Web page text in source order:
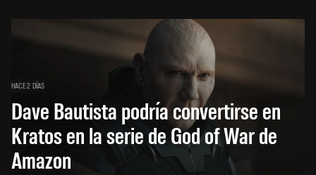
HACE 2 DÍAS
Dave Bautista podría convertirse en
Kratos en la serie de God of War de
Amazon